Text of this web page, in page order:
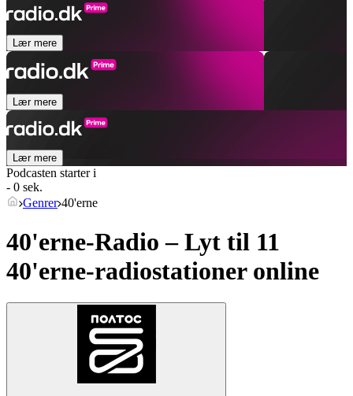
Lær mere
Lær mere
Lær mere
Podcasten starter i
- 0 sek.
Genrer 40'erne
40'erne-Radio – Lyt til 11
40'erne-radiostationer online